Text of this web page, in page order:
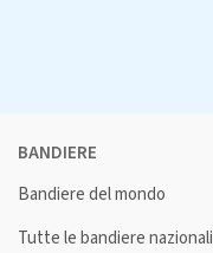
BANDIERE
Bandiere del mondo
Tutte le bandiere nazionali